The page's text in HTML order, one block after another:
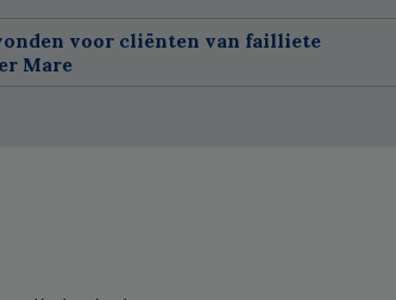
voor cliënten van failliete
Mare